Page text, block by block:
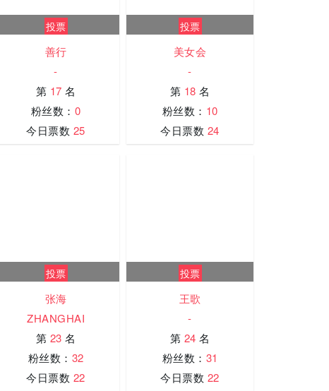
投票
善行
-
第 17 名
粉丝数： 0
今日票数 25
投票
美女会
-
第 18 名
粉丝数： 10
今日票数 24
投票
张海
ZHANGHAI
第 23 名
粉丝数： 32
今日票数 22
投票
王歌
-
第 24 名
粉丝数： 31
今日票数 22